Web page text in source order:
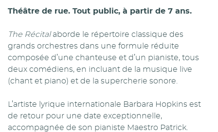
Théâtre de rue. Tout public, à partir de 7 ans.
The Récitalaborde le répertoire classique des
grands orchestres dans une formule réduite
composée d’une chanteuse et d’un pianiste, tous
deux comédiens, en incluant de la musique live
(chant et piano) et de la supercherie sonore.
L’artiste lyrique internationale Barbara Hopkins est
de retour pour une date exceptionnelle,
accompagnée de son pianiste Maestro Patrick.